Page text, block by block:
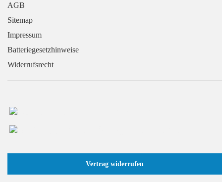
AGB
Sitemap
Impressum
Batteriegesetzhinweise
Widerrufsrecht
Vertrag widerrufen